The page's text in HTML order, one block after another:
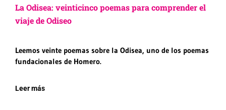
La Odisea: veinticinco poemas para comprender el
viaje de Odiseo
Leemos veinte poemas sobre la Odisea, uno de los poemas
fundacionales de Homero.
Leer más